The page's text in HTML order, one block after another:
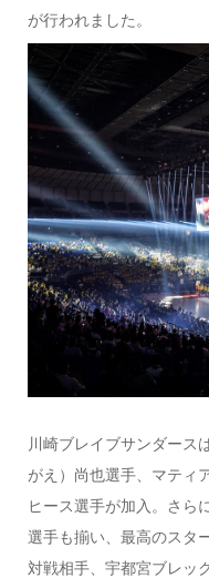
が行われました。
川崎ブレイブサンダース
がえ）尚也選手、マティ
ヒース選手が加入。さら
選手も揃い、最高のスタ
対戦相手、宇都宮ブレッ